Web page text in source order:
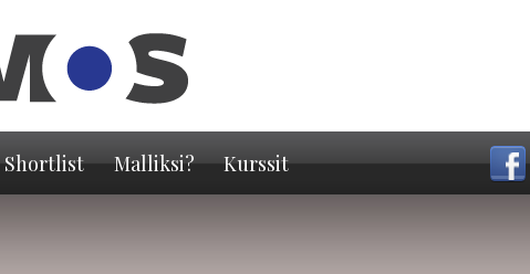
Shortlist Malliksi? Kurssit